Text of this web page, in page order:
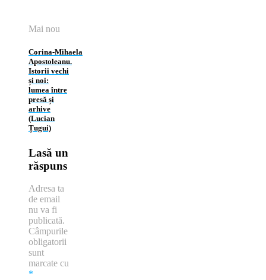
Mai nou
Corina‑Mihaela
Apostoleanu.
Istorii vechi
și noi:
lumea între
presă și
arhive
(Lucian
Țugui)
Lasă un
răspuns
Adresa ta
de email
nu va fi
publicată.
Câmpurile
obligatorii
sunt
marcate cu
*